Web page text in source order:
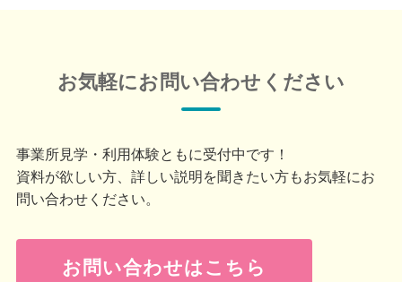
お気軽にお問い合わせください
事業所見学・利用体験ともに受付中です！
資料が欲しい方、詳しい説明を聞きたい方もお気軽にお
問い合わせください。
お問い合わせはこちら